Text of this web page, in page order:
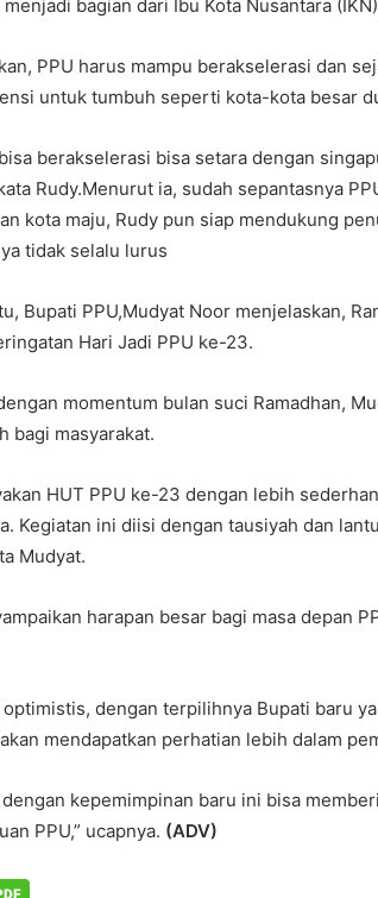
bagian dari Ibu Kota Nusantara
PPU harus mampu berakselerasi dan
untuk tumbuh seperti kota-kota besar
berakselerasi bisa setara dengan
Rudy.Menurut ia, sudah sepantasnya
kota maju, Rudy pun siap mendukung
tidak selalu lurus
Bupati PPU,Mudyat Noor menjelaskan,
Hari Jadi PPU ke-23.
momentum bulan suci Ramadhan,
bagi masyarakat.
HUT PPU ke-23 dengan lebih
Kegiatan ini diisi dengan tausiyah dan
Mudyat.
harapan besar bagi masa depan
dengan terpilihnya Bupati baru
mendapatkan perhatian lebih dalam
dengan kepemimpinan baru ini bisa
PPU,” ucapnya. (ADV)